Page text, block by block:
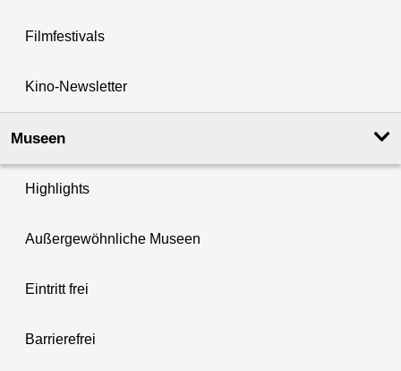
Filmfestivals
Kino-Newsletter
Museen
Highlights
Außergewöhnliche Museen
Eintritt frei
Barrierefrei